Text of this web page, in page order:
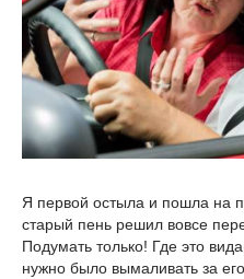
Я первой остыла и пошла на
старый пень решил вовсе
Подумать только! Где это
нужно было вымаливать за